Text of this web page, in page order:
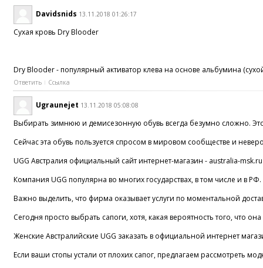
Davidsnids 13.11.2018 01:26:17
Сухая кровь Dry Blooder
Dry Blooder - популярный активатор клева на основе альбумина
Ответить Ссылка
Ugraunejet 13.11.2018 05:08:08
Выбирать зимнюю и демисезонную обувь всегда безумно сложно.
Сейчас эта обувь пользуется спросом в мировом сообществе и
UGG Австралия официальный сайт интернет-магазин - australia-msk.ru
Компания UGG популярна во многих государствах, в том числе и в
Важно выделить, что фирма оказывает услуги по моментальной
Сегодня просто выбрать сапоги, хотя, какая вероятность того, что
Женские Австралийские UGG заказать в официальной интернет
Если ваши стопы устали от плохих сапог, предлагаем рассмотреть